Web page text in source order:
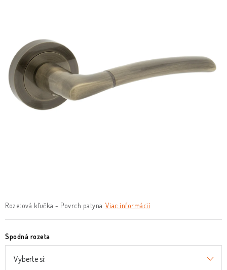
OBKLADY A DLAŽBY
O nás Služby Referencie Kontakt Moja objednávka
Rozetová kľučka - Povrch patyna Viac informácií
Spodná rozeta